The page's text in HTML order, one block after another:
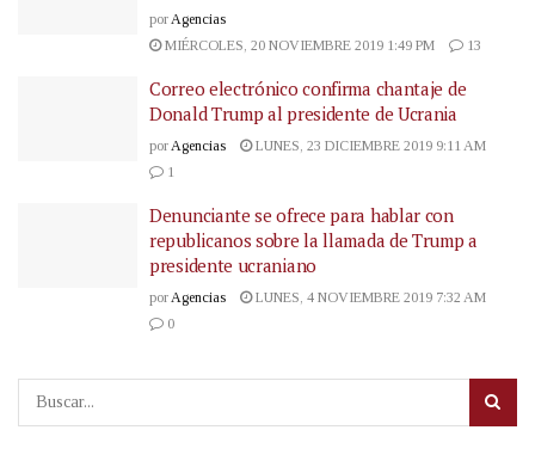
por Agencias
MIÉRCOLES, 20 NOVIEMBRE 2019 1:49 PM
13
Correo electrónico confirma chantaje de
Donald Trump al presidente de Ucrania
por Agencias
LUNES, 23 DICIEMBRE 2019 9:11 AM
1
Denunciante se ofrece para hablar con
republicanos sobre la llamada de Trump a
presidente ucraniano
por Agencias
LUNES, 4 NOVIEMBRE 2019 7:32 AM
0